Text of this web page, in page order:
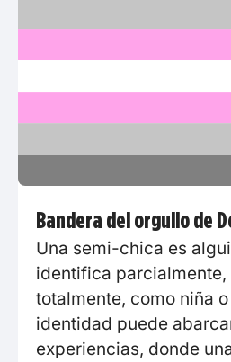
Bandera del orgullo de
Una semi-chica es
identifica parcialmente,
totalmente, como niña o
identidad puede
experiencias, donde